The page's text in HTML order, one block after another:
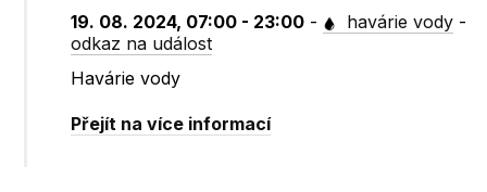
19. 08. 2024, 07:00 - 23:00 - havárie vody -
odkaz na událost
Havárie vody
Přejít na více informací